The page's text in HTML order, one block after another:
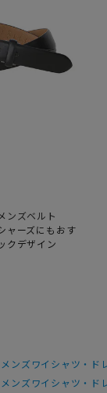
ンズベルト
ャーズにもおす
クデザイン
メンズワイシャツ・ド
メンズワイシャツ・ド